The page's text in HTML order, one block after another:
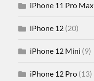
iPhone 11 Pro Max
iPhone 12 (20)
iPhone 12 Mini (9)
iPhone 12 Pro (13)